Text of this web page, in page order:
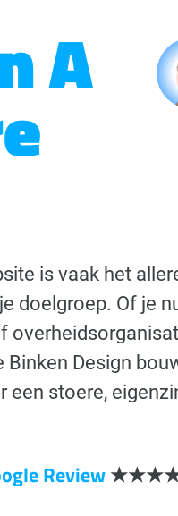
A
is vaak het
doelgroep. Of je
Design
een stoere,
Review